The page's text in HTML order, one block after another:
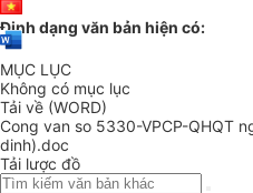
Định dạng văn bản hiện có:
MỤC LỤC
Không có mục lục
Tải về (WORD)
Cong van so 5330-VPCP-QHQT
dinh).doc
Tải lược đồ